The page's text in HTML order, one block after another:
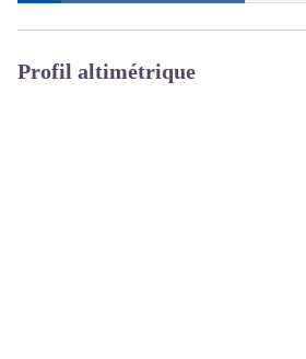
Profil altimétrique